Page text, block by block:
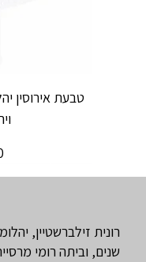
רונית זילברשטיין,
שנים, וביתה רומי